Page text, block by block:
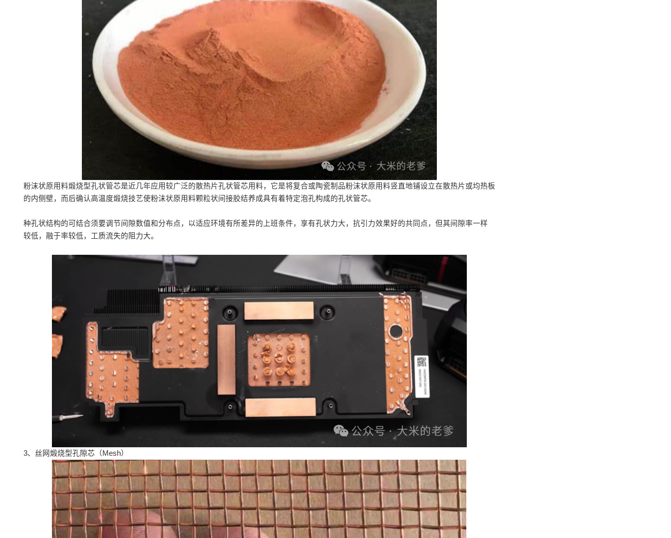
粉沫状原用料煅烧型孔状管芯是近几年应用较广泛的散热片孔状管芯用料，它是将复合或陶瓷制品粉沫状原用料竖直地铺设立在散热片或均热板
的内侧壁，而后确认高温度煅烧技艺使粉沫状原用料颗粒状间接胶结养成具有着特定泡孔构成的孔状管芯。
种孔状结构的可结合须要调节间隙数值和分布点，以适应环境有所差异的上班条件，享有孔状力大，抗引力效果好的共同点，但其间隙率一样
较低，融于率较低，工质流失的阻力大。
3、丝网煅烧型孔隙芯（Mesh）